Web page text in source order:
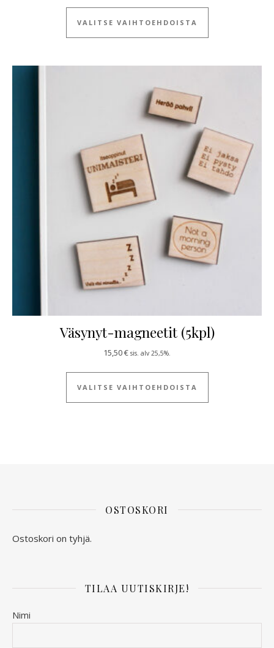
VALITSE VAIHTOEHDOISTA
Tällä tuotteella
Väsynyt-magneetit (5kpl)
15,50€ sis. alv 25,5%.
VALITSE VAIHTOEHDOISTA
Tällä tuotteella
OSTOSKORI
Ostoskori on tyhjä.
TILAA UUTISKIRJE!
Nimi